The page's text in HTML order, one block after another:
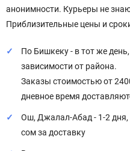
анонимности. Курьеры не
Приблизительные цены и
По Бишкеку - в тот же
зависимости от района.
Заказы стоимостью от
дневное время
Ош, Джалал-Абад - 1-2 дня,
сом за доставку